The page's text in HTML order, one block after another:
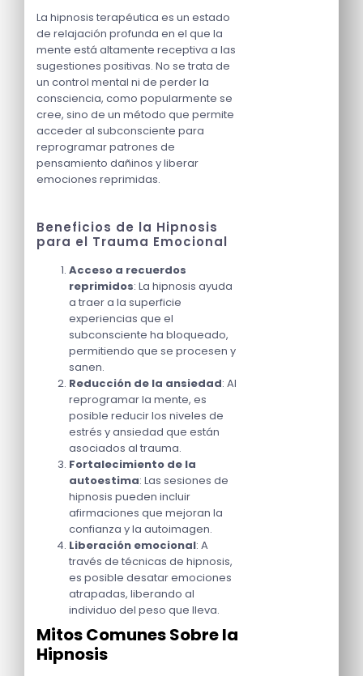
La hipnosis terapéutica es un estado
de relajación profunda en el que la
mente está altamente receptiva a las
sugestiones positivas. No se trata de
un control mental ni de perder la
consciencia, como popularmente se
cree, sino de un método que permite
acceder al subconsciente para
reprogramar patrones de
pensamiento dañinos y liberar
emociones reprimidas.
Beneficios de la Hipnosis
para el Trauma Emocional
Acceso a recuerdos
reprimidos: La hipnosis ayuda
a traer a la superficie
experiencias que el
subconsciente ha bloqueado,
permitiendo que se procesen y
sanen.
Reducción de la ansiedad: Al
reprogramar la mente, es
posible reducir los niveles de
estrés y ansiedad que están
asociados al trauma.
Fortalecimiento de la
autoestima: Las sesiones de
hipnosis pueden incluir
afirmaciones que mejoran la
confianza y la autoimagen.
Liberación emocional: A
través de técnicas de hipnosis,
es posible desatar emociones
atrapadas, liberando al
individuo del peso que lleva.
Mitos Comunes Sobre la
Hipnosis